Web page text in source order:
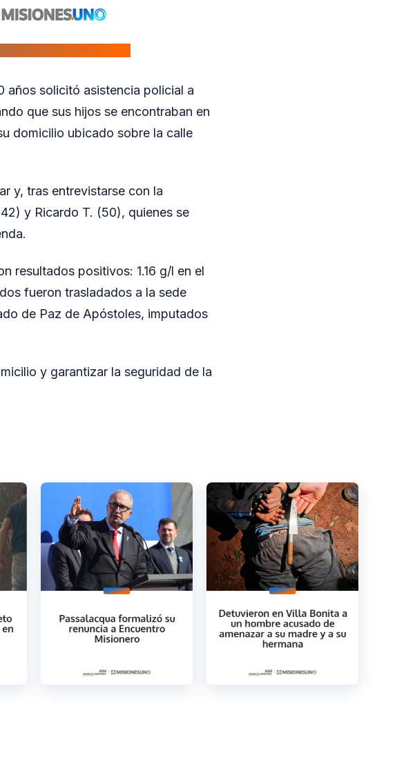
años solicitó asistencia policial a
que sus hijos se encontraban en
domicilio ubicado sobre la calle
y, tras entrevistarse con la
y Ricardo T. (50), quienes se
resultados positivos: 1.16 g/l en el
fueron trasladados a la sede
de Paz de Apóstoles, imputados
y garantizar la seguridad de la